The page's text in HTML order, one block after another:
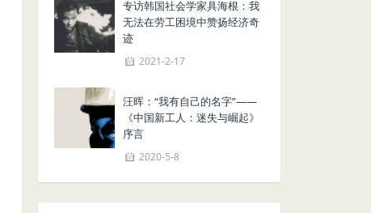
专访韩国社会学家具海根：我
无法在劳工困境中赞扬经济奇
迹
2021-2-17
汪晖：“我有自己的名字”——
《中国新工人：迷失与崛起》
序言
2020-5-8